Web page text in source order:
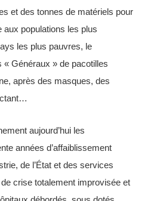
et des tonnes de matériels pour
aux populations les plus
les plus pauvres, le
Généraux » de pacotilles
après des masques, des
aujourd’hui les
années d’affaiblissement
de l’État et des services
crise totalement improvisée et